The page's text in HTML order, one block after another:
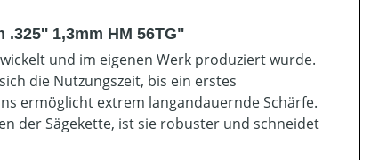
1,3mm HM 56TG"
und im eigenen Werk produziert wurde.
die Nutzungszeit, bis ein erstes
ermöglicht extrem langandauernde Schärfe.
der Sägekette, ist sie robuster und schneidet